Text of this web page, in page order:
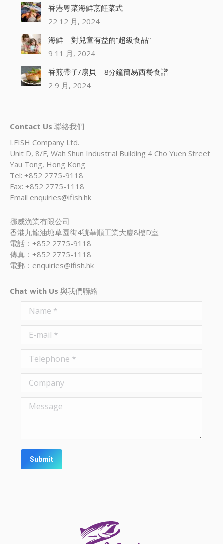
香港粵菜海鮮烹飪菜式
22 12 月, 2024
海鮮 – 對兒童有益的“超級食品”
9 11 月, 2024
香煎帶子/扇貝 – 8分鐘簡易西餐食譜
2 9 月, 2024
Contact Us 聯絡我們
I.FISH Company Ltd.
Unit D, 8/F, Wah Shun Industrial Building 4 Cho Yuen Street
Yau Tong, Hong Kong
Tel: +852 2775-9118
Fax: +852 2775-1118
Email enquiries@ifish.hk
挪威漁業有限公司
香港九龍油塘草園街4號華順工業大廈8樓D室
電話：+852 2775-9118
傳真：+852 2775-1118
電郵： enquiries@ifish.hk
Chat with Us 與我們聯絡
Name *
E-mail *
Telephone *
Company
Message
Submit